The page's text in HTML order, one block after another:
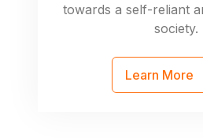
towards a self-reliant
society.
Learn More